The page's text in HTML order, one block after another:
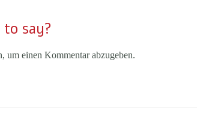
say?
um einen Kommentar abzugeben.